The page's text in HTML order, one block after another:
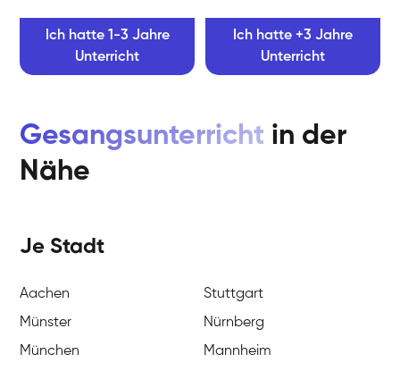
Ich hatte 1-3 Jahre
Unterricht
Ich hatte +3 Jahre
Unterricht
Gesangsunterricht in der
Nähe
Je Stadt
Aachen
Stuttgart
Münster
Nürnberg
München
Mannheim